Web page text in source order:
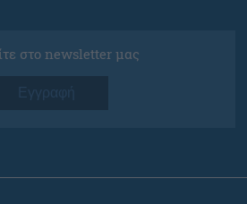
στο newsletter μας
Εγγραφή